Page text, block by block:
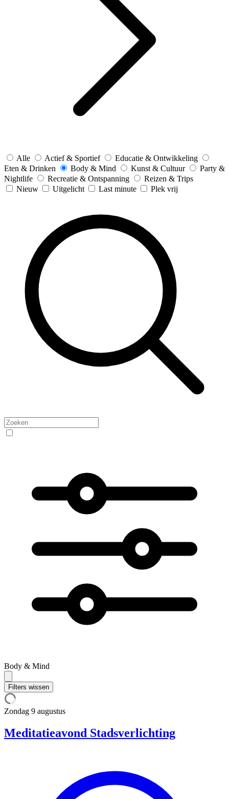
Alle Actief & Sportief
Educatie & Ontwikkeling
Eten & Drinken
Body & Mind Kunst & Cultuur
Party &
Nightlife
Recreatie & Ontspanning
Reizen & Trips
Nieuw
Uitgelicht Last minute Plek vrij
Body & Mind
Filters wissen
Zondag 9 augustus
Meditatieavond Stadsverlichting